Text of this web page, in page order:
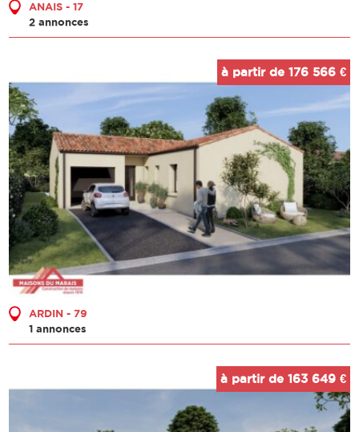
ANAIS - 17
2 annonces
ARDIN - 79
1 annonces
à partir de 176 566 €
à partir de 163 649 €